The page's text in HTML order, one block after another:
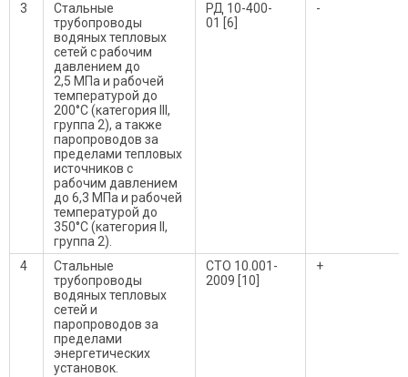
3
Стальные
трубопроводы
водяных тепловых
сетей с рабочим
давлением до
2,5 МПа и рабочей
температурой до
200°С (категория III,
группа 2), а также
паропроводов за
пределами тепловых
источников с
рабочим давлением
до 6,3 МПа и рабочей
температурой до
350°С (категория II,
группа 2).
РД 10-400-
01 [6]
-
4
Стальные
трубопроводы
водяных тепловых
сетей и
паропроводов за
пределами
энергетических
установок.
СТО 10.001-
2009 [10]
+